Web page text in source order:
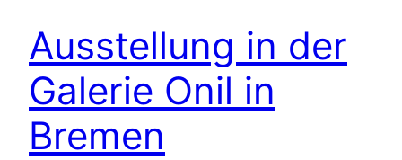
Ausstellung in der
Galerie Onil in
Bremen